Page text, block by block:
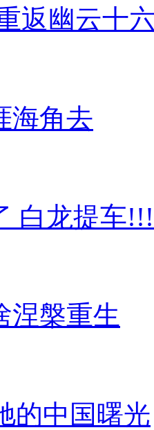
返幽云十
海角去
白龙提车
涅槃重生
的中国曙光